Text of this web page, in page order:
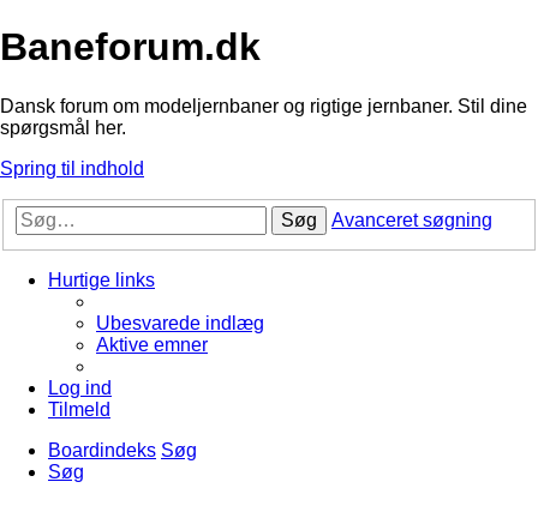
Baneforum.dk
Dansk forum om modeljernbaner og rigtige jernbaner. Stil dine
spørgsmål her.
Spring til indhold
Søg Avanceret søgning
Hurtige links
Ubesvarede indlæg
Aktive emner
Log ind
Tilmeld
Boardindeks Søg
Søg